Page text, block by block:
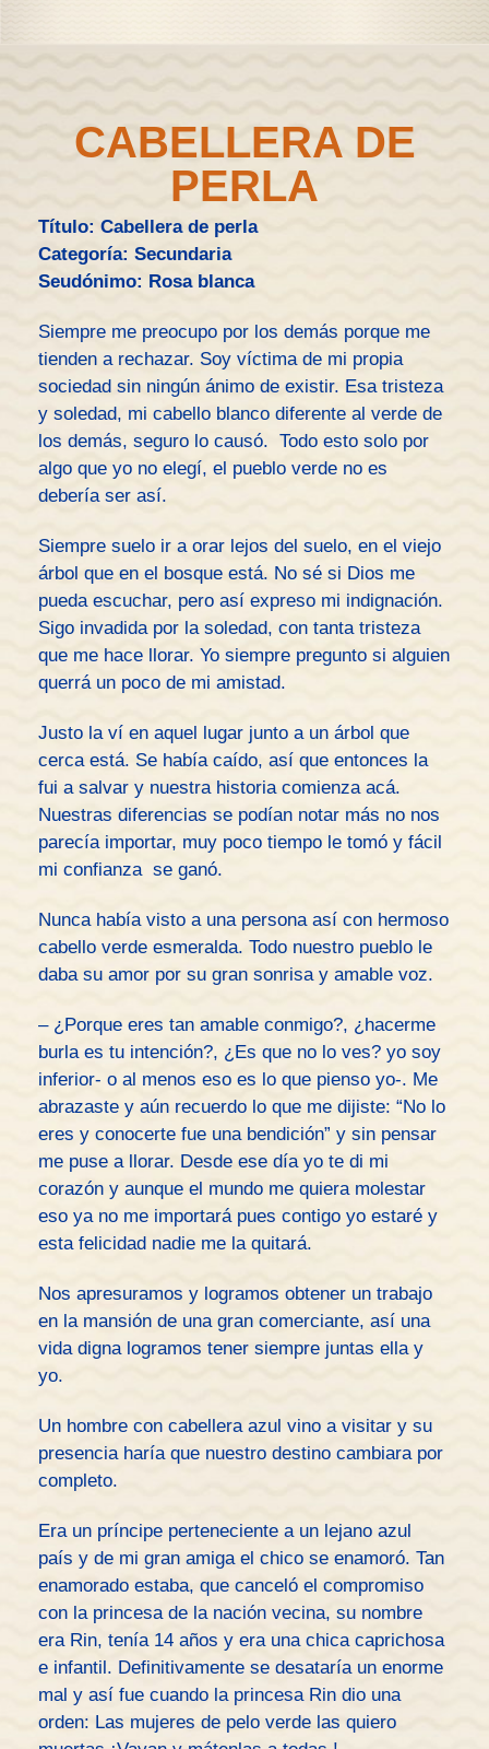
CABELLERA DE
PERLA
Título: Cabellera de perla
Categoría: Secundaria
Seudónimo: Rosa blanca
Siempre me preocupo por los demás porque me
tienden a rechazar. Soy víctima de mi propia
sociedad sin ningún ánimo de existir. Esa tristeza
y soledad, mi cabello blanco diferente al verde de
los demás, seguro lo causó. Todo esto solo por
algo que yo no elegí, el pueblo verde no es
debería ser así.
Siempre suelo ir a orar lejos del suelo, en el viejo
árbol que en el bosque está. No sé si Dios me
pueda escuchar, pero así expreso mi indignación.
Sigo invadida por la soledad, con tanta tristeza
que me hace llorar. Yo siempre pregunto si alguien
querrá un poco de mi amistad.
Justo la ví en aquel lugar junto a un árbol que
cerca está. Se había caído, así que entonces la
fui a salvar y nuestra historia comienza acá.
Nuestras diferencias se podían notar más no nos
parecía importar, muy poco tiempo le tomó y fácil
mi confianza se ganó.
Nunca había visto a una persona así con hermoso
cabello verde esmeralda. Todo nuestro pueblo le
daba su amor por su gran sonrisa y amable voz.
– ¿Porque eres tan amable conmigo?, ¿hacerme
burla es tu intención?, ¿Es que no lo ves? yo soy
inferior- o al menos eso es lo que pienso yo-. Me
abrazaste y aún recuerdo lo que me dijiste: “No lo
eres y conocerte fue una bendición” y sin pensar
me puse a llorar. Desde ese día yo te di mi
corazón y aunque el mundo me quiera molestar
eso ya no me importará pues contigo yo estaré y
esta felicidad nadie me la quitará.
Nos apresuramos y logramos obtener un trabajo
en la mansión de una gran comerciante, así una
vida digna logramos tener siempre juntas ella y
yo.
Un hombre con cabellera azul vino a visitar y su
presencia haría que nuestro destino cambiara por
completo.
Era un príncipe perteneciente a un lejano azul
país y de mi gran amiga el chico se enamoró. Tan
enamorado estaba, que canceló el compromiso
con la princesa de la nación vecina, su nombre
era Rin, tenía 14 años y era una chica caprichosa
e infantil. Definitivamente se desataría un enorme
mal y así fue cuando la princesa Rin dio una
orden: Las mujeres de pelo verde las quiero